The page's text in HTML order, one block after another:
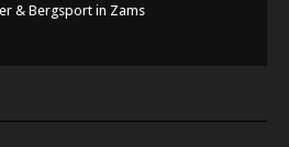
& Bergsport in Zams